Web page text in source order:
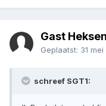
Gast
Geplaatst: 31 mei
schreef SGT1: